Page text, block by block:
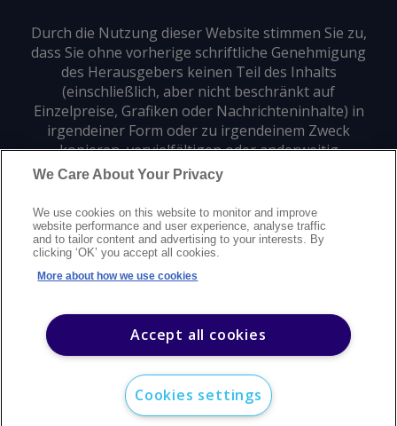
Durch die Nutzung dieser Website stimmen Sie zu,
dass Sie ohne vorherige schriftliche Genehmigung
des Herausgebers keinen Teil des Inhalts
(einschließlich, aber nicht beschränkt auf
Einzelpreise, Grafiken oder Nachrichteninhalte) in
irgendeiner Form oder zu irgendeinem Zweck
kopieren, vervielfältigen oder anderweitig
verwenden dürfen.
DatenschutzMarkenzeichenUrheberrecht
NutzungsbedingungenErklärung zur modernen Sklaverei
CareersKundensupport
We Care About Your Privacy
We use cookies on this website to monitor and improve
website performance and user experience, analyse traffic
and to tailor content and advertising to your interests. By
clicking ‘OK’ you accept all cookies.
More about how we use cookies
Accept all cookies
Cookies settings